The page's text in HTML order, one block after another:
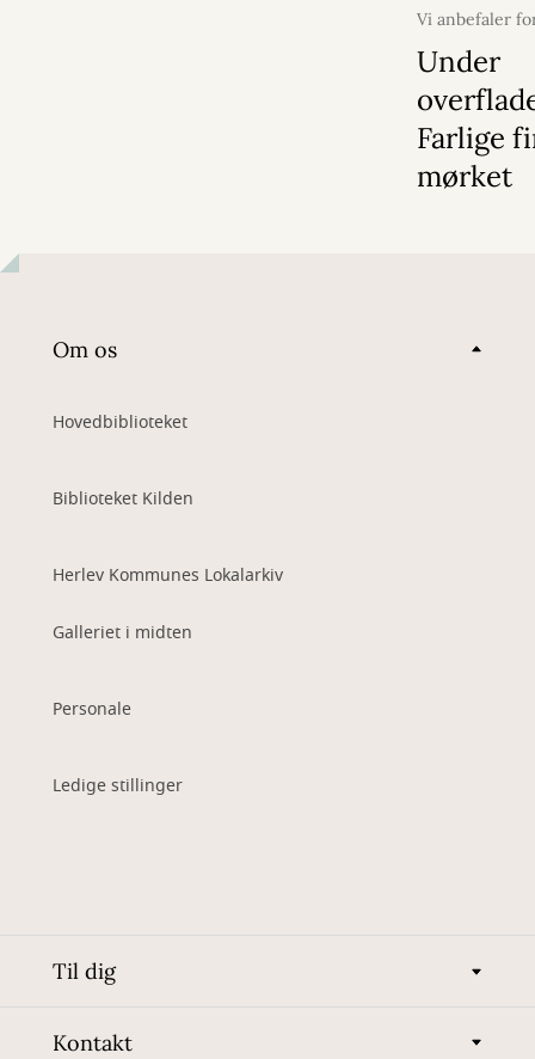
Vi anbefaler
2026
Under
Farlige
mørket
Om os
Hovedbiblioteket
Biblioteket Kilden
Herlev Kommunes Lokalarkiv
Galleriet i midten
Personale
Ledige stillinger
Til dig
Kontakt